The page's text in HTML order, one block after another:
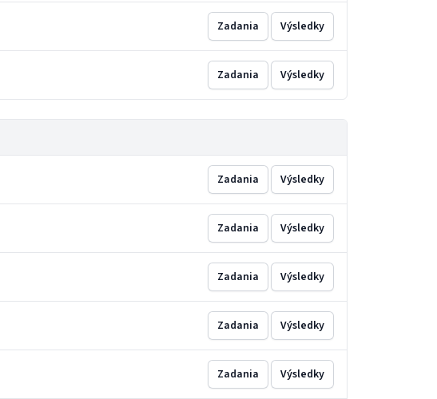
Zadania Výsledky
Zadania Výsledky
Zadania Výsledky
Zadania Výsledky
Zadania Výsledky
Zadania Výsledky
Zadania Výsledky